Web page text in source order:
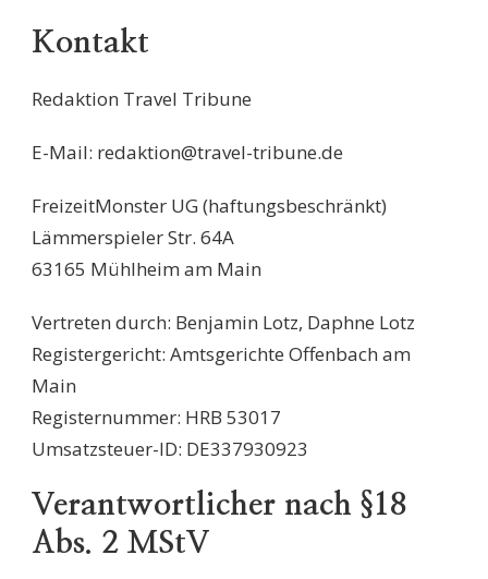
Kontakt
Redaktion Travel Tribune
E-Mail: redaktion@travel-tribune.de
FreizeitMonster UG (haftungsbeschränkt)
Lämmerspieler Str. 64A
63165 Mühlheim am Main
Vertreten durch: Benjamin Lotz, Daphne Lotz
Registergericht: Amtsgerichte Offenbach am
Main
Registernummer: HRB 53017
Umsatzsteuer-ID: DE337930923
Verantwortlicher nach §18
Abs. 2 MStV